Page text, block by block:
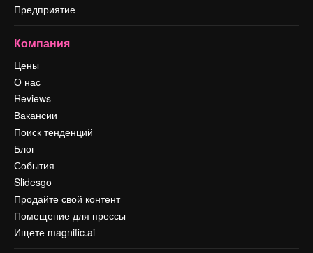
Предприятие
Компания
Цены
О нас
Reviews
Вакансии
Поиск тенденций
Блог
События
Slidesgo
Продайте свой контент
Помещение для прессы
Ищете magnific.ai